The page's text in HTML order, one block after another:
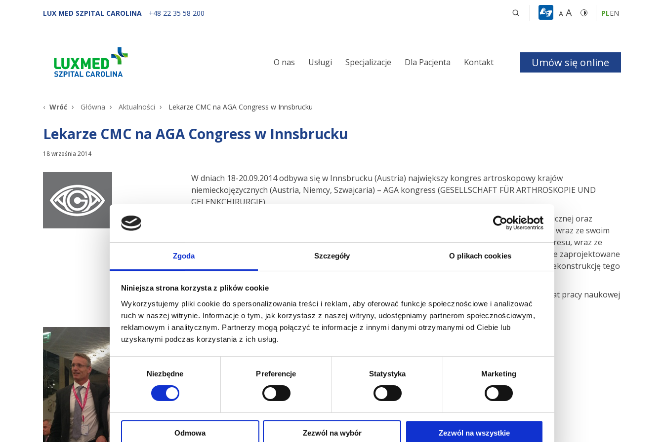
Zgoda Szczegóły O plikach cookies
Niniejsza strona korzysta z plików cookie
Wykorzystujemy pliki cookie do spersonalizowania treści i reklam, aby oferować funkcje społecznościowe i analizować
ruch w naszej witrynie. Informacje o tym, jak korzystasz z naszej witryny, udostępniamy partnerom społecznościowym,
reklamowym i analitycznym. Partnerzy mogą połączyć te informacje z innymi danymi otrzymanymi od Ciebie lub
uzyskanymi podczas korzystania z ich usług.
zgody
Niezbędne Preferencje Statystyka Marketing
Odmowa Zezwól na wybór Zezwól na wszystkie
LUX MED SZPITAL CAROLINA +48 22 35 58 200 A A PLEN
Umów się online
O nas Usługi
Specjalizacje
Chirurgia kręgosłupa
Laryngologia
Audiologia
Alergologia
Dla Pacjenta Kontakt
Wróć Główna Aktualności Lekarze CMC na AGA Congress w Innsbrucku
Lekarze CMC na AGA Congress w Innsbrucku
18 września 2014
W dniach 18-20.09.2014 odbywa się w Innsbrucku (Austria) największy kongres artroskopowy krajów
niemieckojęzycznych (Austria, Niemcy, Szwajcaria) – AGA kongress (GESELLSCHAFT FÜR ARTHROSKOPIE UND
GELENKCHIRURGIE).
, który przeprowadził pokaz dysekcji anatomicznej oraz
wygłosił wykład związany z najnowszymi odkryciami w dziedzinie anatomii kolana, których dokonał wraz ze swoim
zespołem. Ponadto dr Śmigielski, któremu organizatorzy przyznali tytuł gościa honorowego Kongresu, wraz ze
współpracującym z nim prof. C. Finkiem (Austria) i dr R. Sieboldem (Niemcy) zaprezentował wspólnie zaprojektowane
nowe narzędzia do rekonstrukcji więzadła krzyżowego przedniego, pozwalające na anatomiczną rekonstrukcję tego
Dodatkowo
wygłosiła wykład będący zwieńczeniem prowadzonej od wielu lat pracy naukowej
badającej przebudowę przeszczepu więzadła krzyżowego przedniego po jego rekonstrukcji.